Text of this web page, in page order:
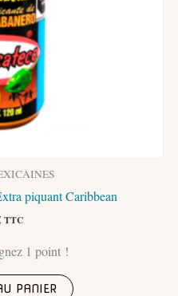
piquant Caribbean
TTC
1 point !
PANIER